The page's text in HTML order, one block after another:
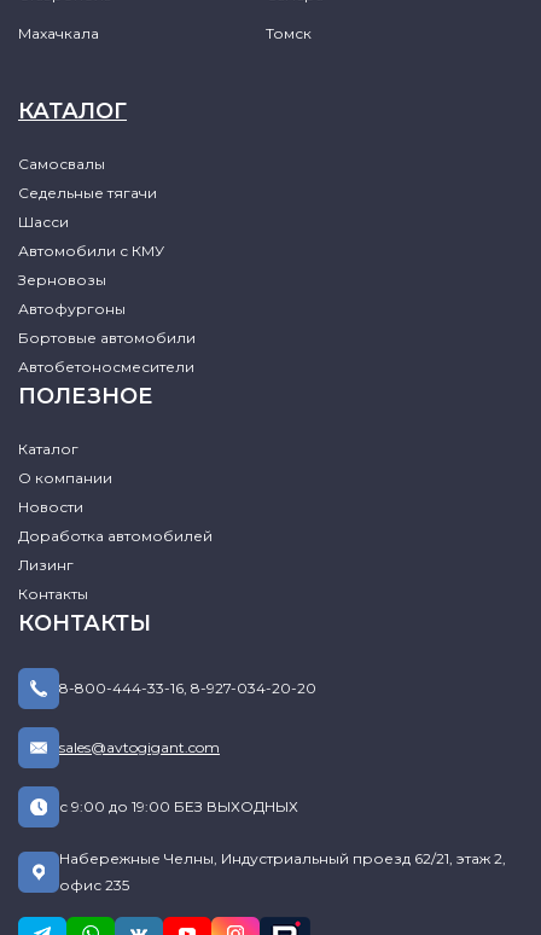
Махачкала Томск
КАТАЛОГ
Самосвалы
Седельные тягачи
Шасси
Автомобили с КМУ
Зерновозы
Автофургоны
Бортовые автомобили
Автобетоносмесители
ПОЛЕЗНОЕ
Каталог
О компании
Новости
Доработка автомобилей
Лизинг
Контакты
КОНТАКТЫ
8-800-444-33-16, 8-927-034-20-20
sales@avtogigant.com
с 9:00 до 19:00 БЕЗ ВЫХОДНЫХ
Набережные Челны, Индустриальный проезд 62/21, этаж 2,
офис 235